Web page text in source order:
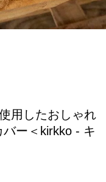
用したおしゃれ
ー＜kirkko - キ